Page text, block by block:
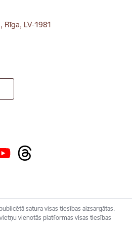
Rīga, LV-1981
satura visas tiesības aizsargātas.
vienotās platformas visas tiesības